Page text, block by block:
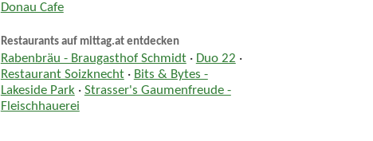
Donau Cafe
Restaurants auf mittag.at entdecken
Rabenbräu - Braugasthof Schmidt· Duo 22 ·
Restaurant Soizknecht· Bits & Bytes -
Lakeside Park· Strasser's Gaumenfreude -
Fleischhauerei